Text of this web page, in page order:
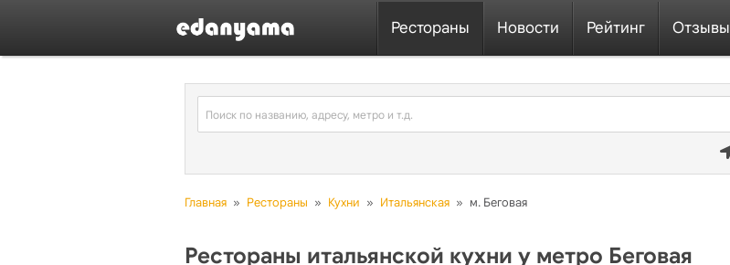
Рестораны Новости Рейтинг Отзывы
Главная » Рестораны » Кухни » Итальянская » м. Беговая
Рестораны итальянской кухни у метро Беговая